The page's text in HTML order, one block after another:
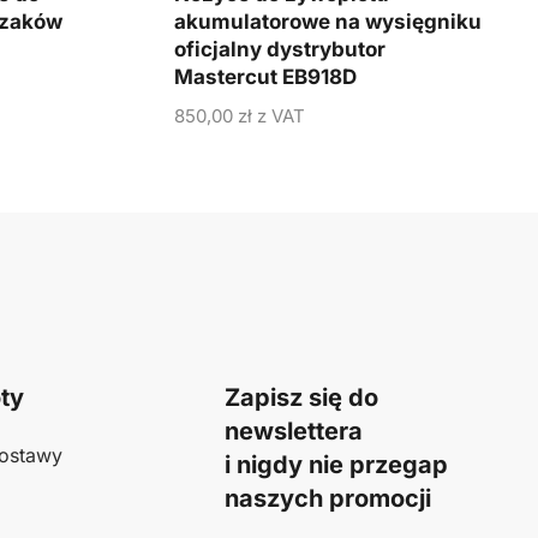
akumulatorowe na wysięgniku
oficjalny dystrybutor
Mastercut EB918D
850,00 złz VAT
Zapisz się do
newslettera
i nigdy nie przegap
naszych promocji